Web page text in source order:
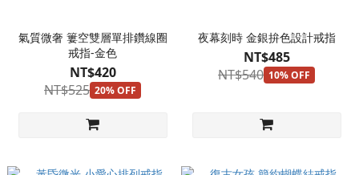
氣質微奢 簍空雙層單排鑽線圈
戒指-金色
NT$420
NT$525 20% OFF
夜幕刻時 金銀拚色設計戒指
NT$485
NT$540 10% OFF